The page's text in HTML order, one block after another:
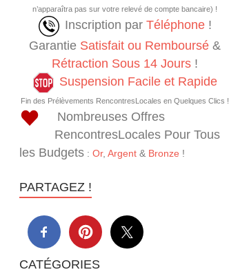
n’apparaîtra pas sur votre relevé de compte bancaire) !
Inscription par Téléphone!
Garantie Satisfait ou Remboursé &
Rétraction Sous 14 Jours !
Suspension Facile et Rapide
Fin des Prélèvements RencontresLocales en Quelques Clics !
Nombreuses Offres
RencontresLocales Pour Tous
les Budgets :Or,Argent & Bronze !
PARTAGEZ !
CATÉGORIES